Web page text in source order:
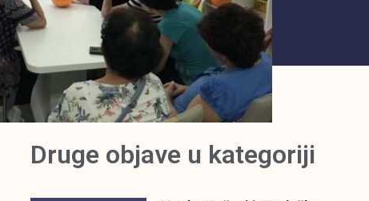
Druge objave u kategoriji